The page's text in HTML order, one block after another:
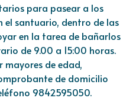
para pasear a los
el santuario, dentro de las
en la tarea de bañarlos
de 9.00 a 15:00 horas.
mayores de edad,
de domicilio
9842595050.